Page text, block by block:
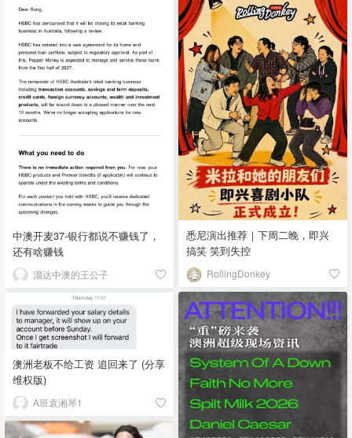
中澳开麦37-银行都说不赚钱了，
还有啥赚钱
溜达中澳的王公子
悉尼演出推荐｜下周二晚，即兴
搞笑 笑到失控
RollingDonkey
澳洲老板不给工资 追回来了 (分享
维权版)
A班袁湘琴1